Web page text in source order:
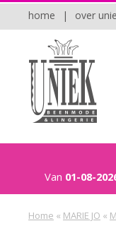
over
|
home
Van 01-08-
Home « MARIE JO «